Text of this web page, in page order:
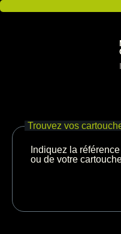
Trouvez vos
Indiquez la
ou de votre